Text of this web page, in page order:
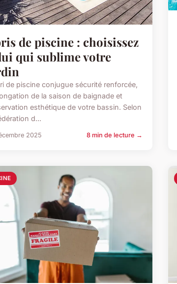
de piscine : choisissez
qui sublime votre
de piscine conjugue sécurité renforcée,
de la saison de baignade et
esthétique de votre bassin. Selon
d...
2025 8 min de lecture →